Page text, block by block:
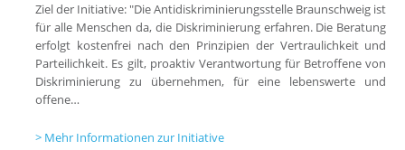
Ziel der Initiative: "Die Antidiskriminierungsstelle Braunschweig ist
für alle Menschen da, die Diskriminierung erfahren. Die Beratung
erfolgt kostenfrei nach den Prinzipien der Vertraulichkeit und
Parteilichkeit. Es gilt, proaktiv Verantwortung für Betroffene von
Diskriminierung zu übernehmen, für eine lebenswerte und
offene…
Mehr Informationen zur Initiative